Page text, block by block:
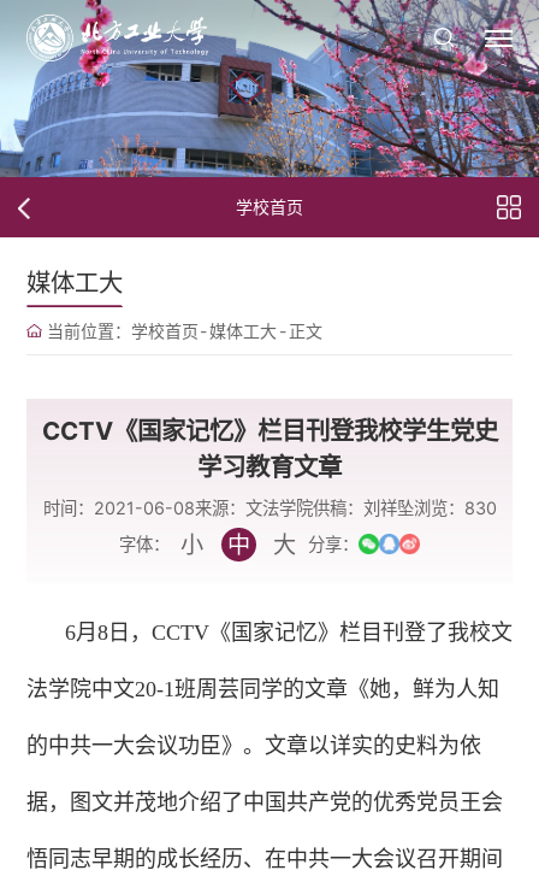
学校首页
媒体工大
当前位置： 学校首页-媒体工大-正文
CCTV《国家记忆》栏目刊登我校学生党史
学习教育文章
时间：2021-06-08来源：文法学院供稿：刘祥坠浏览： 830
字体：
小 中 大 分享：
6月8日，CCTV《国家记忆》栏目刊登了我校文
法学院中文20-1班周芸同学的文章《她，鲜为人知
的中共一大会议功臣》。文章以详实的史料为依
据，图文并茂地介绍了中国共产党的优秀党员王会
悟同志早期的成长经历、在中共一大会议召开期间